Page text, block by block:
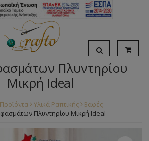
Πλυντηρίου
Μικρή Ideal
Προϊόντα Υλικά Ραπτικής
Βαφές
Πλυντηρίου Μικρή Ideal